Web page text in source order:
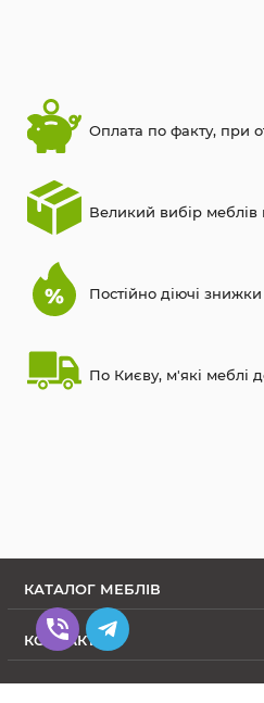
Оплата по факту, при
Великий вибір меблів
Постійно діючі знижки
По Києву, м'які меблі
КАТАЛОГ МЕБЛІВ
КОНТАКТИ